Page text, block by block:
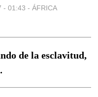
- 01:43 - ÁFRICA
de la esclavitud,